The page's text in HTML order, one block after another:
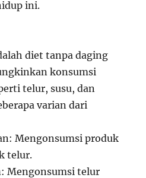
ini.
diet tanpa daging
konsumsi
telur, susu, dan
varian dari
Mengonsumsi produk
telur.
Mengonsumsi telur